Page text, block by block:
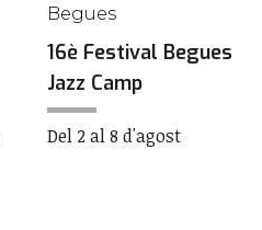
Begues
16è Festival Begues
Jazz Camp
Del 2 al 8 d'agost